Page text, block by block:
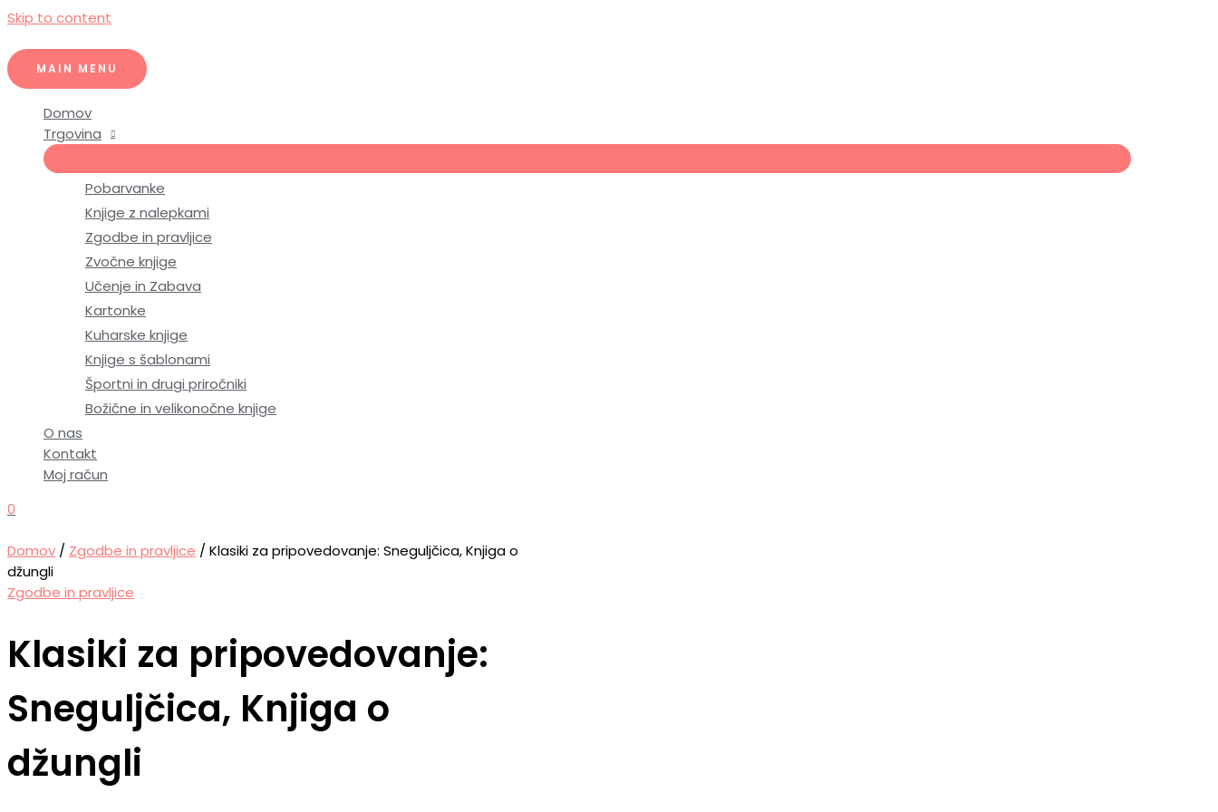
Skip to content
MAIN MENU
Domov
Trgovina
Pobarvanke
Knjige z nalepkami
Zgodbe in pravljice
Zvočne knjige
Učenje in Zabava
Kartonke
Kuharske knjige
Knjige s šablonami
Športni in drugi priročniki
Božične in velikonočne knjige
O nas
Kontakt
Moj račun
0
Domov / Zgodbe in pravljice / Klasiki za pripovedovanje: Sneguljčica, Knjiga o
džungli
Zgodbe in pravljice
Klasiki za pripovedovanje:
Sneguljčica, Knjiga o
džungli